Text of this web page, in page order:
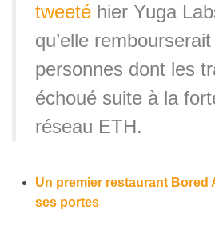
tweeté hier Yuga
qu’elle
personnes dont les
échoué suite à la
réseau ETH.
Un premier restaurant Bored
ses portes